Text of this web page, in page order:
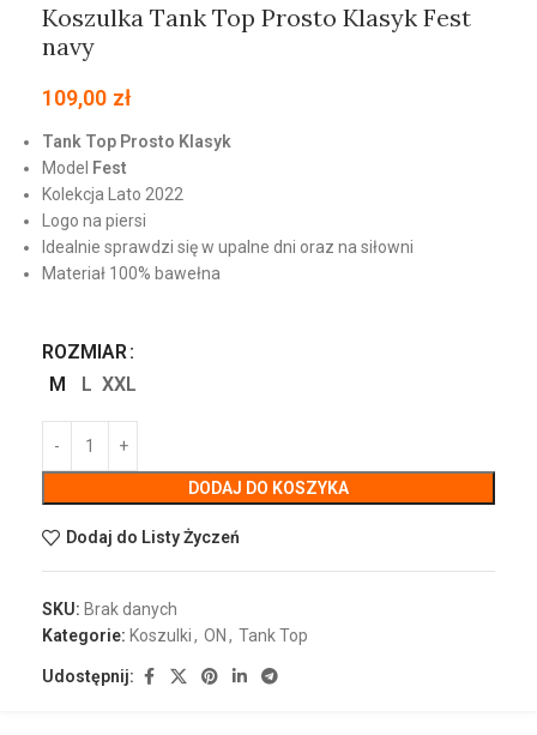
Koszulka Tank Top Prosto Klasyk Fest
navy
109,00 zł
Tank Top Prosto Klasyk
Model Fest
Kolekcja Lato 2022
Logo na piersi
Idealnie sprawdzi się w upalne dni oraz na siłowni
Materiał 100% bawełna
ROZMIAR
M
L XXL
DODAJ DO KOSZYKA
Dodaj do Listy Życzeń
SKU: Brak danych
Kategorie: Koszulki, ON , Tank Top
Udostępnij: